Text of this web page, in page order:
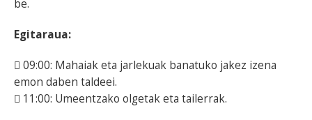
be.
Egitaraua:
 09:00: Mahaiak eta jarlekuak banatuko jakez izena
emon daben taldeei.
 11:00: Umeentzako olgetak eta tailerrak.